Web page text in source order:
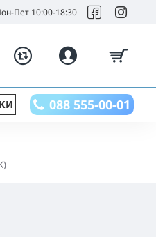
Пет 10:00-18:30
088 555-00-01